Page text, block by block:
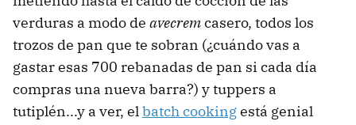
verduras a modo de avecremcasero, todos los
trozos de pan que te sobran (¿cuándo vas a
gastar esas 700 rebanadas de pan si cada día
compras una nueva barra?) y tuppers a
tutiplén...y a ver, elbatch cookingestá genial